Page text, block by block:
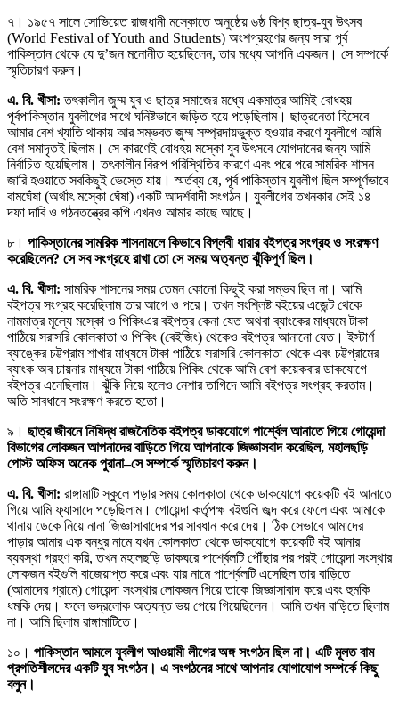
৭। ১৯৫৭ সালে সোভিয়েত রাজধানী মস্কোতে অনুষ্ঠেয় ৬ষ্ঠ বিশ্ব ছাত্র-যুব উৎসব
(World Festival of Youth and Students) অংশগ্রহণের জন্য সারা পূর্ব
পাকিস্তান থেকে যে দু’জন মনোনীত হয়েছিলেন, তার মধ্যে আপনি একজন। সে সম্পর্কে
স্মৃতিচারণ করুন।
এ. বি. খীসা: তৎকালীন জুম্ম যুব ও ছাত্র সমাজের মধ্যে একমাত্র আমিই বোধহয়
পূর্বপাকিস্তান যুবলীগের সাথে ঘনিষ্টভাবে জড়িত হয়ে পড়েছিলাম। ছাত্রনেতা হিসেবে
আমার বেশ খ্যাতি থাকায় আর সম্ভবত জুম্ম সম্প্রদায়ভুক্ত হওয়ার করণে যুবলীগে আমি
বেশ সমাদৃতই ছিলাম। সে কারণেই বোধহয় মস্কো যুব উৎসবে যোগদানের জন্য আমি
নির্বাচিত হয়েছিলাম। তৎকালীন বিরূপ পরিস্থিতির কারণে এবং পরে পরে সামরিক শাসন
জারি হওয়াতে সবকিছুই ভেস্তে যায়। স্মর্তব্য যে, পূর্ব পাকিস্তান যুবলীগ ছিল সম্পূর্ণভাবে
বামঘেঁষা (অর্থাৎ মস্কো ঘেঁষা) একটি আদর্শবাদী সংগঠন। যুবলীগের তখনকার সেই ১৪
দফা দাবি ও গঠনতন্ত্রের কপি এখনও আমার কাছে আছে।
৮। পাকিস্তানের সামরিক শাসনামলে কিভাবে বিপ্লবী ধারার বইপত্র সংগ্রহ ও সংরক্ষণ
করেছিলেন? সে সব সংগ্রহে রাখা তো সে সময় অত্যন্ত ঝুঁকিপূর্ণ ছিল।
এ. বি. খীসা: সামরিক শাসনের সময় তেমন কোনো কিছুই করা সম্ভব ছিল না। আমি
বইপত্র সংগ্রহ করেছিলাম তার আগে ও পরে। তখন সংশ্লিষ্ট বইয়ের এজেন্ট থেকে
নামমাত্র মূল্যে মস্কো ও পিকিংএর বইপত্র কেনা যেত অথবা ব্যাংকের মাধ্যমে টাকা
পাঠিয়ে সরাসরি কোলকাতা ও পিকিং (বেইজিং) থেকেও বইপত্র আনানো যেত। ইস্টার্ণ
ব্যাঙ্কের চট্টগ্রাম শাখার মাধ্যমে টাকা পাঠিয়ে সরাসরি কোলকাতা থেকে এবং চট্টগ্রামের
ব্যাংক অব চায়নার মাধ্যমে টাকা পাঠিয়ে পিকিং থেকে আমি বেশ কয়েকবার ডাকযোগে
বইপত্র এনেছিলাম। ঝুঁকি নিয়ে হলেও নেশার তাগিদে আমি বইপত্র সংগ্রহ করতাম।
অতি সাবধানে সংরক্ষণ করতে হতো।
৯। ছাত্র জীবনে নিষিদ্ধ রাজনৈতিক বইপত্র ডাকযোগে পার্শ্বেল আনাতে গিয়ে গোয়েন্দা
বিভাগের লোকজন আপনাদের বাড়িতে গিয়ে আপনাকে জিজ্ঞাসবাদ করেছিল, মহালছড়ি
পোস্ট অফিস অনেক পুরানা–সে সম্পর্কে স্মৃতিচারণ করুন।
এ. বি. খীসা: রাঙ্গামাটি স্কুলে পড়ার সময় কোলকাতা থেকে ডাকযোগে কয়েকটি বই আনাতে
গিয়ে আমি ফ্যাসাদে পড়েছিলাম। গোয়েন্দা কর্তৃপক্ষ বইগুলি জব্দ করে ফেলে এবং আমাকে
থানায় ডেকে নিয়ে নানা জিজ্ঞাসাবাদের পর সাবধান করে দেয়। ঠিক সেভাবে আমাদের
পাড়ার আমার এক বন্ধুর নামে যখন কোলকাতা থেকে ডাকযোগে কয়েকটি বই আনার
ব্যবস্থা গ্রহণ করি, তখন মহালছড়ি ডাকঘরে পার্শ্বেলটি পৌঁছার পর পরই গোয়েন্দা সংস্থার
লোকজন বইগুলি বাজেয়াপ্ত করে এবং যার নামে পার্শ্বেলটি এসেছিল তার বাড়িতে
(আমাদের গ্রামে) গোয়েন্দা সংস্থার লোকজন গিয়ে তাকে জিজ্ঞাসাবাদ করে এবং হুমকি
ধমকি দেয়। ফলে ভদ্রলোক অত্যন্ত ভয় পেয়ে গিয়েছিলেন। আমি তখন বাড়িতে ছিলাম
না। আমি ছিলাম রাঙ্গামাটিতে।
১০। পাকিস্তান আমলে যুবলীগ আওয়ামী লীগের অঙ্গ সংগঠন ছিল না। এটি মূলত বাম
প্রগতিশীলদের একটি যুব সংগঠন। এ সংগঠনের সাথে আপনার যোগাযোগ সম্পর্কে কিছু
বলুন।